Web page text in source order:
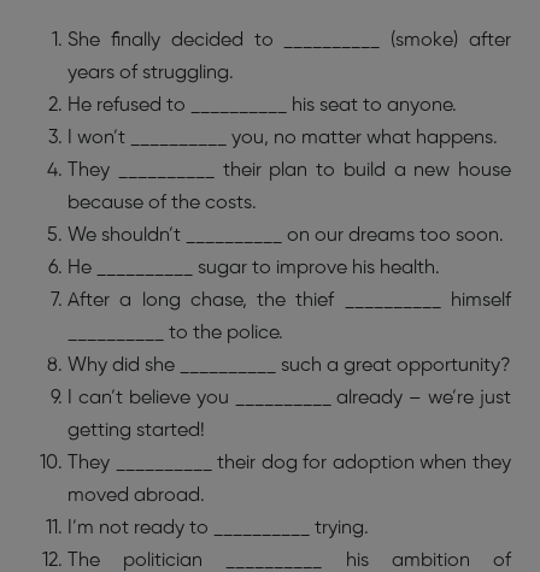
She finally decided to __________ (smoke) after
years of struggling.
He refused to __________ his seat to anyone.
I won’t __________ you, no matter what happens.
They __________ their plan to build a new house
because of the costs.
We shouldn’t __________ on our dreams too soon.
He __________ sugar to improve his health.
After a long chase, the thief __________ himself
__________ to the police.
Why did she __________ such a great opportunity?
I can’t believe you __________ already – we’re just
getting started!
They __________ their dog for adoption when they
moved abroad.
I’m not ready to __________ trying.
The politician __________ his ambition of